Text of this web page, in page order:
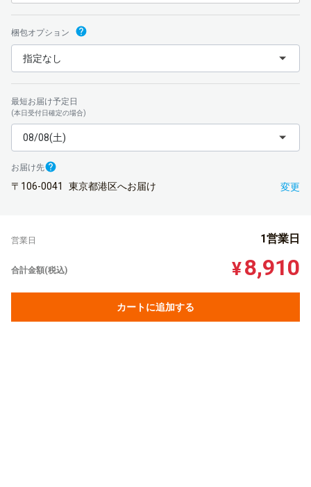
梱包オプション
指定なし
最短お届け予定日
(本日受付日確定の場合)
08/08(土)
お届け先
〒106-0041 東京都港区へお届け 変更
営業日 1営業日
合計金額(税込) ¥8,910
カートに追加する